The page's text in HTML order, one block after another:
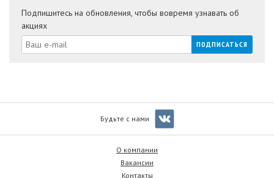
Подпишитесь на обновления, чтобы вовремя узнавать об
акциях
Будьте с нами
О компании
Вакансии
Контакты